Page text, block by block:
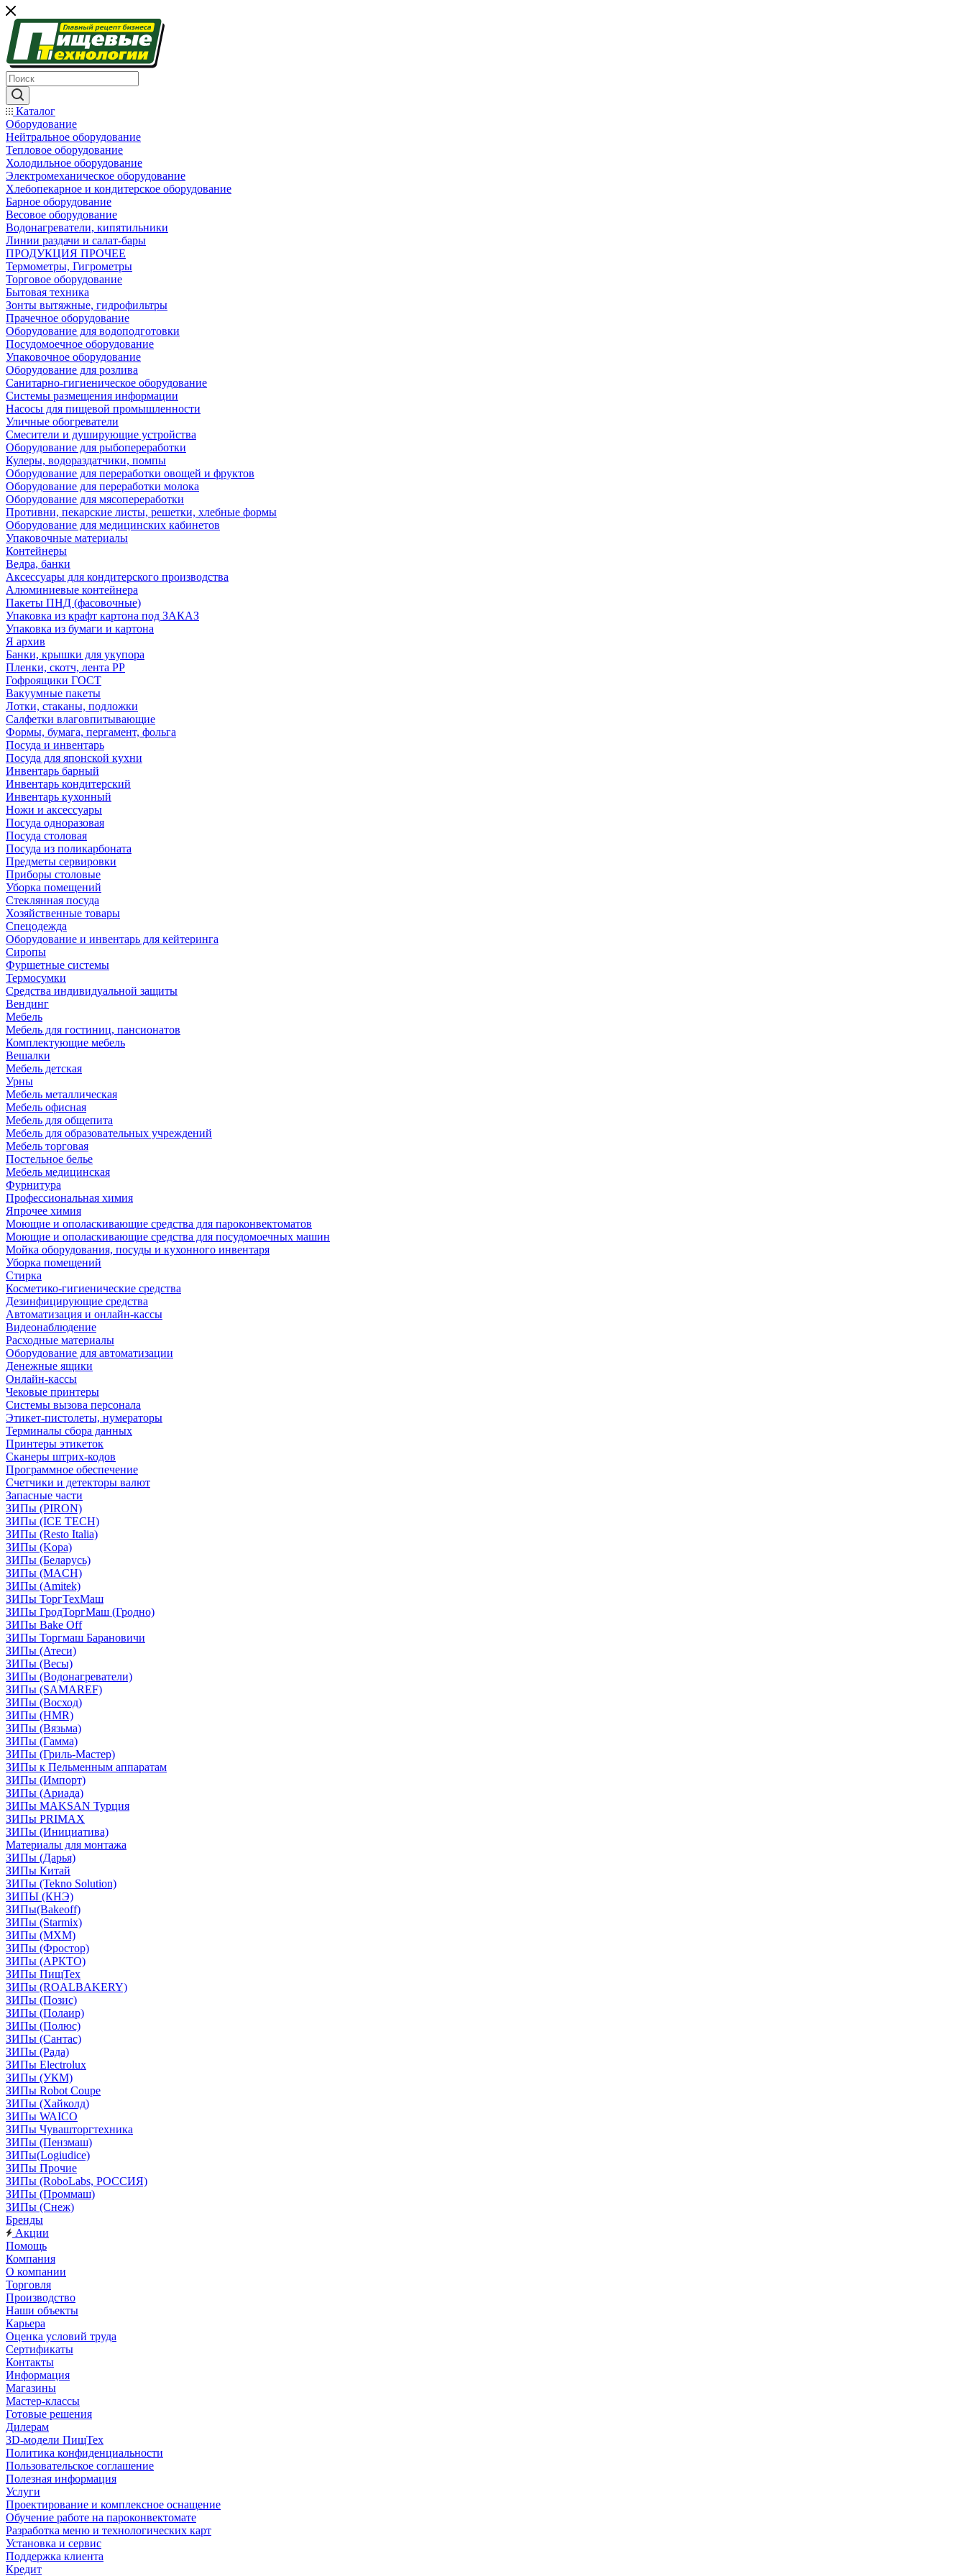
Каталог
Оборудование
Нейтральное оборудование
Тепловое оборудование
Холодильное оборудование
Электромеханическое оборудование
Хлебопекарное и кондитерское оборудование
Барное оборудование
Весовое оборудование
Водонагреватели, кипятильники
Линии раздачи и салат-бары
ПРОДУКЦИЯ ПРОЧЕЕ
Термометры, Гигрометры
Торговое оборудование
Бытовая техника
Зонты вытяжные, гидрофильтры
Прачечное оборудование
Оборудование для водоподготовки
Посудомоечное оборудование
Упаковочное оборудование
Оборудование для розлива
Санитарно-гигиеническое оборудование
Системы размещения информации
Насосы для пищевой промышленности
Уличные обогреватели
Смесители и душирующие устройства
Оборудование для рыбопереработки
Кулеры, водораздатчики, помпы
Оборудование для переработки овощей и фруктов
Оборудование для переработки молока
Оборудование для мясопереработки
Противни, пекарские листы, решетки, хлебные формы
Оборудование для медицинских кабинетов
Упаковочные материалы
Контейнеры
Ведра, банки
Аксессуары для кондитерского производства
Алюминиевые контейнера
Пакеты ПНД (фасовочные)
Упаковка из крафт картона под ЗАКАЗ
Упаковка из бумаги и картона
Я архив
Банки, крышки для укупора
Пленки, скотч, лента РР
Гофроящики ГОСТ
Вакуумные пакеты
Лотки, стаканы, подложки
Салфетки влаговпитывающие
Формы, бумага, пергамент, фольга
Посуда и инвентарь
Посуда для японской кухни
Инвентарь барный
Инвентарь кондитерский
Инвентарь кухонный
Ножи и аксессуары
Посуда одноразовая
Посуда столовая
Посуда из поликарбоната
Предметы сервировки
Приборы столовые
Уборка помещений
Стеклянная посуда
Хозяйственные товары
Спецодежда
Оборудование и инвентарь для кейтеринга
Сиропы
Фуршетные системы
Термосумки
Средства индивидуальной защиты
Вендинг
Мебель
Мебель для гостиниц, пансионатов
Комплектующие мебель
Вешалки
Мебель детская
Урны
Мебель металлическая
Мебель офисная
Мебель для общепита
Мебель для образовательных учреждений
Мебель торговая
Постельное белье
Мебель медицинская
Фурнитура
Профессиональная химия
Япрочее химия
Моющие и ополаскивающие средства для пароконвектоматов
Моющие и ополаскивающие средства для посудомоечных машин
Мойка оборудования, посуды и кухонного инвентаря
Уборка помещений
Стирка
Косметико-гигиенические средства
Дезинфицирующие средства
Автоматизация и онлайн-кассы
Видеонаблюдение
Расходные материалы
Оборудование для автоматизации
Денежные ящики
Онлайн-кассы
Чековые принтеры
Системы вызова персонала
Этикет-пистолеты, нумераторы
Терминалы сбора данных
Принтеры этикеток
Сканеры штрих-кодов
Программное обеспечение
Счетчики и детекторы валют
Запасные части
ЗИПы (PIRON)
ЗИПы (ICE TECH)
ЗИПы (Resto Italia)
ЗИПы (Kopa)
ЗИПы (Беларусь)
ЗИПы (MACH)
ЗИПы (Amitek)
ЗИПы ТоргТехМаш
ЗИПы ГродТоргМаш (Гродно)
ЗИПы Bake Off
ЗИПы Торгмаш Барановичи
ЗИПы (Атеси)
ЗИПы (Весы)
ЗИПы (Водонагреватели)
ЗИПы (SAMAREF)
ЗИПы (Восход)
ЗИПы (HMR)
ЗИПы (Вязьма)
ЗИПы (Гамма)
ЗИПы (Гриль-Мастер)
ЗИПы к Пельменным аппаратам
ЗИПы (Импорт)
ЗИПы (Ариада)
ЗИПы MAKSAN Турция
ЗИПы PRIMAX
ЗИПы (Инициатива)
Материалы для монтажа
ЗИПы (Дарья)
ЗИПы Китай
ЗИПы (Tekno Solution)
ЗИПЫ (КНЭ)
ЗИПы(Bakeoff)
ЗИПы (Starmix)
ЗИПы (МХМ)
ЗИПы (Фростор)
ЗИПы (АРКТО)
ЗИПы ПищТех
ЗИПы (ROALBAKERY)
ЗИПы (Позис)
ЗИПы (Полаир)
ЗИПы (Полюс)
ЗИПы (Сантас)
ЗИПы (Рада)
ЗИПы Electrolux
ЗИПы (УКМ)
ЗИПы Robot Coupe
ЗИПы (Хайколд)
ЗИПы WAICO
ЗИПы Чувашторгтехника
ЗИПы (Пензмаш)
ЗИПы(Logiudice)
ЗИПы Прочие
ЗИПы (RoboLabs, РОССИЯ)
ЗИПы (Проммаш)
ЗИПы (Снеж)
Бренды
Акции
Помощь
Компания
О компании
Торговля
Производство
Наши объекты
Карьера
Оценка условий труда
Сертификаты
Контакты
Информация
Магазины
Мастер-классы
Готовые решения
Дилерам
3D-модели ПищТех
Политика конфиденциальности
Пользовательское соглашение
Полезная информация
Услуги
Проектирование и комплексное оснащение
Обучение работе на пароконвектомате
Разработка меню и технологических карт
Установка и сервис
Поддержка клиента
Кредит